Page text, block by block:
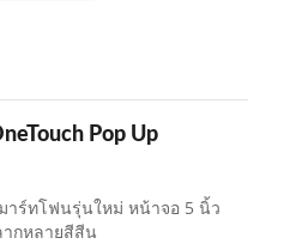
Pop Up
าร์ทโฟนรุ่นใหม่ หน้าจอ 5 นิ้ว
ากหลายสีสีน